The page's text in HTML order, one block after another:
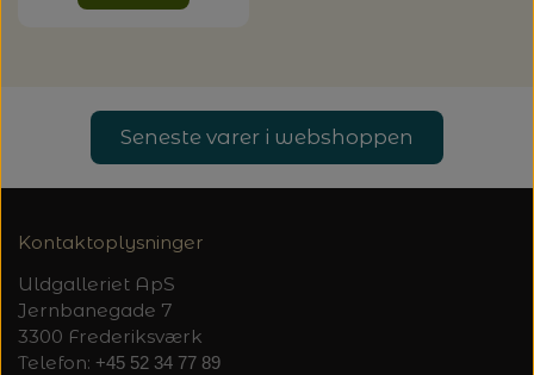
Seneste varer i webshoppen
Kontaktoplysninger
Uldgalleriet ApS
Jernbanegade 7
3300 Frederiksværk
Telefon: +45 52 34 77 89